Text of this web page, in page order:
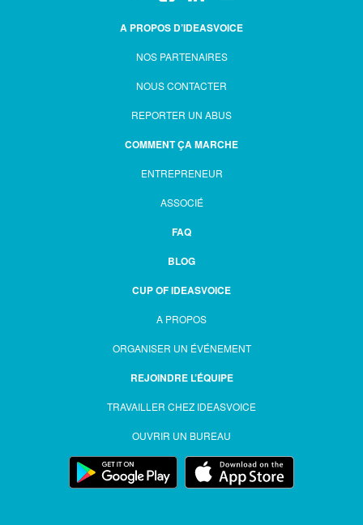
A PROPOS D’IDEASVOICE
NOS PARTENAIRES
NOUS CONTACTER
REPORTER UN ABUS
COMMENT ÇA MARCHE
ENTREPRENEUR
ASSOCIÉ
FAQ
BLOG
CUP OF IDEASVOICE
A PROPOS
ORGANISER UN ÉVÉNEMENT
REJOINDRE L’ÉQUIPE
TRAVAILLER CHEZ IDEASVOICE
OUVRIR UN BUREAU